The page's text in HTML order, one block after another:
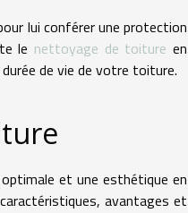
lui conférer une protection
le nettoyage de toiture en
de vie de votre toiture.
et une esthétique en
avantages et